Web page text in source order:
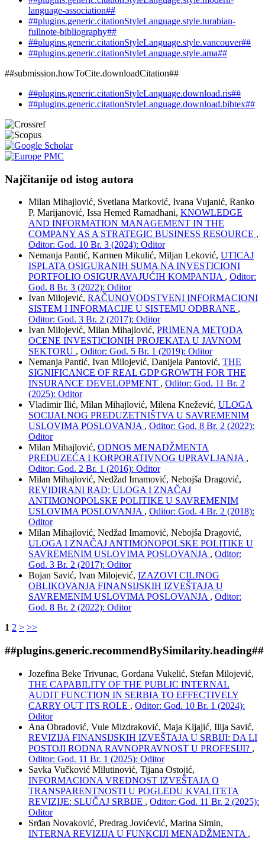
language-association##
##plugins.generic.citationStyleLanguage.style.turabian-
fullnote-bibliography##
##plugins.generic.citationStyleLanguage.style.vancouver##
##plugins.generic.citationStyleLanguage.style.ama##
##submission.howToCite.downloadCitation##
##plugins.generic.citationStyleLanguage.download.ris##
##plugins.generic.citationStyleLanguage.download.bibtex##
Najčitanije od istog autora
Milan Mihajlović, Svetlana Marković, Ivana Vujanić, Ranko
P. Marijanović, Issa Hemed Ramadhani, KNOWLEDGE
AND INFORMATION MANAGEMENT IN THE
COMPANY AS A STRATEGIC BUSINESS RESOURCE ,
Oditor: God. 10 Br. 3 (2024): Oditor
Nemanja Pantić, Karmen Mikulić, Miljan Leković, UTICAJ
ISPLATA OSIGURANIH SUMA NA INVESTICIONI
PORTFOLIO OSIGURAVAJUĆIH KOMPANIJA , Oditor:
God. 8 Br. 3 (2022): Oditor
Ivan Milojević, RAČUNOVODSTVENI INFORMACIONI
SISTEM I INFORMACIJE U SISTEMU ODBRANE ,
Oditor: God. 3 Br. 2 (2017): Oditor
Ivan Milojević, Milan Mihajlović, PRIMENA METODA
OCENE INVESTICIONIH PROJEKATA U JAVNOM
SEKTORU , Oditor: God. 5 Br. 1 (2019): Oditor
Nemanja Pantić, Ivan Milojević, Danijela Pantović, THE
SIGNIFICANCE OF REAL GDP GROWTH FOR THE
INSURANCE DEVELOPMENT , Oditor: God. 11 Br. 2
(2025): Oditor
Vladimir Ilić, Milan Mihajlović, Milena Knežević, ULOGA
SOCIJALNOG PREDUZETNIŠTVA U SAVREMENIM
USLOVIMA POSLOVANJA , Oditor: God. 8 Br. 2 (2022):
Oditor
Milan Mihajlović, ODNOS MENADŽMENTA
PREDUZEĆA I KORPORATIVNOG UPRAVLJANJA ,
Oditor: God. 2 Br. 1 (2016): Oditor
Milan Mihajlović, Nedžad Imamović, Nebojša Dragović,
REVIDIRANI RAD: ULOGA I ZNAČAJ
ANTIMONOPOLSKE POLITIKE U SAVREMENIM
USLOVIMA POSLOVANJA , Oditor: God. 4 Br. 2 (2018):
Oditor
Milan Mihajlović, Nedžad Imamović, Nebojša Dragović,
ULOGA I ZNAČAJ ANTIMONOPOLSKE POLITIKE U
SAVREMENIM USLOVIMA POSLOVANJA , Oditor:
God. 3 Br. 2 (2017): Oditor
Bojan Savić, Ivan Milojević, IZAZOVI CILJNOG
OBLIKOVANJA FINANSIJSKIH IZVEŠTAJA U
SAVREMENIM USLOVIMA POSLOVANJA , Oditor:
God. 8 Br. 2 (2022): Oditor
1 2 > >>
##plugins.generic.recommendBySimilarity.heading##
Jozefina Beke Trivunac, Gordana Vukelić, Stefan Milojević,
THE CAPABILITY OF THE PUBLIC INTERNAL
AUDIT FUNCTION IN SERBIA TO EFFECTIVELY
CARRY OUT ITS ROLE , Oditor: God. 10 Br. 1 (2024):
Oditor
Ana Obradović, Vule Mizdraković, Maja Kljajić, Ilija Savić,
REVIZIJA FINANSIJSKIH IZVEŠTAJA U SRBIJI: DA LI
POSTOJI RODNA RAVNOPRAVNOST U PROFESIJI? ,
Oditor: God. 11 Br. 1 (2025): Oditor
Savka Vučković Milutinović, Tijana Ostojić,
INFORMACIONA VREDNOST IZVEŠTAJA O
TRANSPARENTNOSTI U POGLEDU KVALITETA
REVIZIJE: SLUČAJ SRBIJE , Oditor: God. 11 Br. 2 (2025):
Oditor
Srđan Novaković, Predrag Jovićević, Marina Simin,
INTERNA REVIZIJA U FUNKCIJI MENADŽMENTA ,